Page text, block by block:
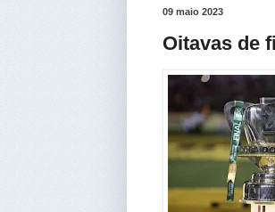
09 maio 2023
Oitavas de